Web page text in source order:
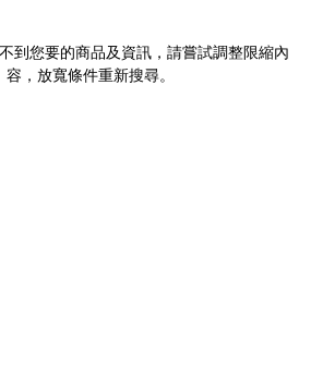
到您要的商品及資訊，請嘗試調整限縮內
容，放寬條件重新搜尋。